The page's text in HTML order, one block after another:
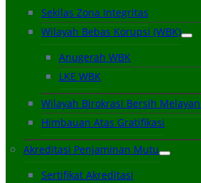
Sekilas Zona Integritas
Wilayah Bebas Korupsi (WBK)
Anugerah WBK
LKE WBK
Wilayah Birokrasi Bersih
Himbauan Atas Gratifikasi
Akreditasi Penjaminan Mutu
Sertifikat Akreditasi